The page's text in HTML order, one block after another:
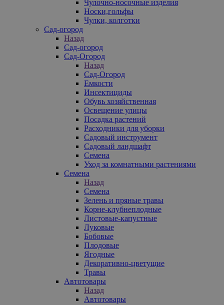
Чулочно-носочные изделия
Носки,гольфы
Чулки, колготки
Сад-огород
Назад
Сад-огород
Сад-Огород
Назад
Сад-Огород
Емкости
Инсектициды
Обувь хозяйственная
Освещение улицы
Посадка растений
Расходники для уборки
Садовый инструмент
Садовый ландшафт
Семена
Уход за комнатными растениями
Семена
Назад
Семена
Зелень и пряные травы
Корне-клубнеплодные
Листовые-капустные
Луковые
Бобовые
Плодовые
Ягодные
Декоративно-цветущие
Травы
Автотовары
Назад
Автотовары